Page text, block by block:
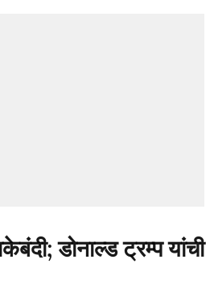
डोनाल्ड ट्रम्प यांची